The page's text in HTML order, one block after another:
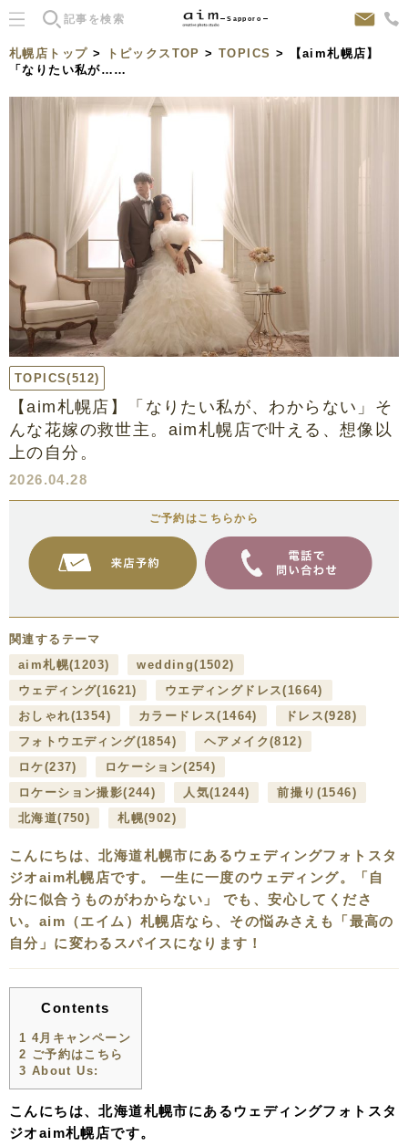
Sapporo
札幌店トップ > トピックスTOP >TOPICS > 【aim札幌店】
「なりたい私が……
TOPICS(512)
【aim札幌店】「なりたい私が、わからない」そ
んな花嫁の救世主。aim札幌店で叶える、想像以
上の自分。
2026.04.28
ご予約はこちらから
関連するテーマ
aim札幌(1203) wedding(1502)
ウェディング(1621) ウエディングドレス(1664)
おしゃれ(1354) カラードレス(1464) ドレス(928)
フォトウエディング(1854) ヘアメイク(812)
ロケ(237) ロケーション(254)
ロケーション撮影(244) 人気(1244) 前撮り (1546)
北海道(750) 札幌(902)
こんにちは、北海道札幌市にあるウェディングフォトスタ
ジオaim札幌店です。 一生に一度のウェディング。「自
分に似合うものがわからない」 でも、安心してくださ
い。aim（エイム）札幌店なら、その悩みさえも「最高の
自分」に変わるスパイスになります！
Contents
1 4月キャンペーン
2 ご予約はこちら
3 About Us:
こんにちは、北海道札幌市にあるウェディングフォトスタ
ジオaim札幌店です。